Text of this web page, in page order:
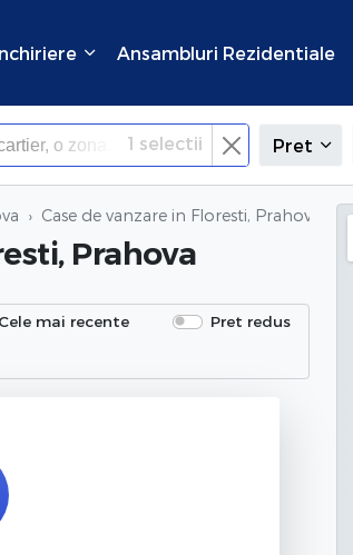
Ansambluri Rezidentiale
1 selectii Pret
Case de vanzare in Floresti, Prahova
Prahova
Cele mai recente
Pret redus